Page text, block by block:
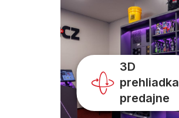
3D
prehliadka
predajne